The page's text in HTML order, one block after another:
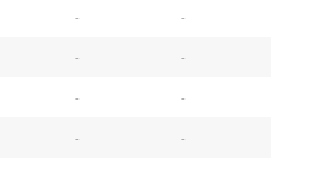
-
-
-
-
-
-
-
-